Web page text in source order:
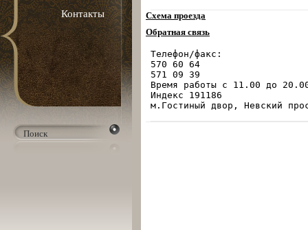
Контакты
Схема проезда
Обратная связь
Телефон/факс:
570 60 64
571 09 39
Время работы с 11.00 до
Индекс 191186
м.Гостиный двор, Невский